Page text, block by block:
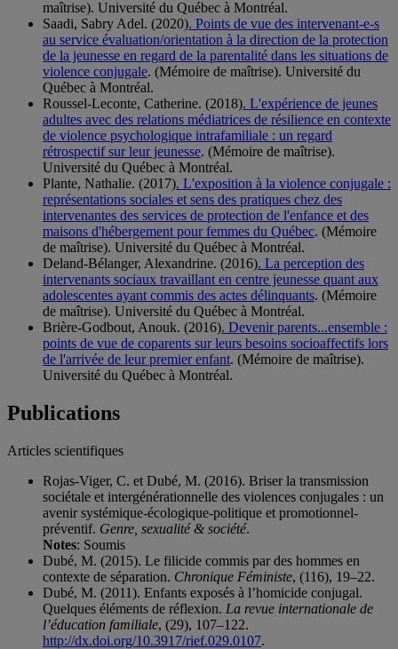
maîtrise). Université du Québec à Montréal.
Saadi, Sabry Adel. (2020). Points de vue des intervenant-e-s
au service évaluation/orientation à la direction de la protection
de la jeunesse en regard de la parentalité dans les situations de
violence conjugale. (Mémoire de maîtrise). Université du
Québec à Montréal.
Roussel-Leconte, Catherine. (2018). L'expérience de jeunes
adultes avec des relations médiatrices de résilience en contexte
de violence psychologique intrafamiliale : un regard
rétrospectif sur leur jeunesse. (Mémoire de maîtrise).
Université du Québec à Montréal.
Plante, Nathalie. (2017). L'exposition à la violence conjugale :
représentations sociales et sens des pratiques chez des
intervenantes des services de protection de l'enfance et des
maisons d'hébergement pour femmes du Québec. (Mémoire
de maîtrise). Université du Québec à Montréal.
Deland-Bélanger, Alexandrine. (2016). La perception des
intervenants sociaux travaillant en centre jeunesse quant aux
adolescentes ayant commis des actes délinquants. (Mémoire
de maîtrise). Université du Québec à Montréal.
Brière-Godbout, Anouk. (2016). Devenir parents...ensemble :
points de vue de coparents sur leurs besoins socioaffectifs lors
de l'arrivée de leur premier enfant. (Mémoire de maîtrise).
Université du Québec à Montréal.
Publications
Articles scientifiques
Rojas-Viger, C. et Dubé, M. (2016). Briser la transmission
sociétale et intergénérationnelle des violences conjugales : un
avenir systémique-écologique-politique et promotionnel-
préventif. Genre, sexualité & société.
Notes: Soumis
Dubé, M. (2015). Le filicide commis par des hommes en
contexte de séparation. Chronique Féministe, (116), 19–22.
Dubé, M. (2011). Enfants exposés à l’homicide conjugal.
Quelques éléments de réflexion. La revue internationale de
l’éducation familiale, (29), 107–122.
http://dx.doi.org/10.3917/rief.029.0107.